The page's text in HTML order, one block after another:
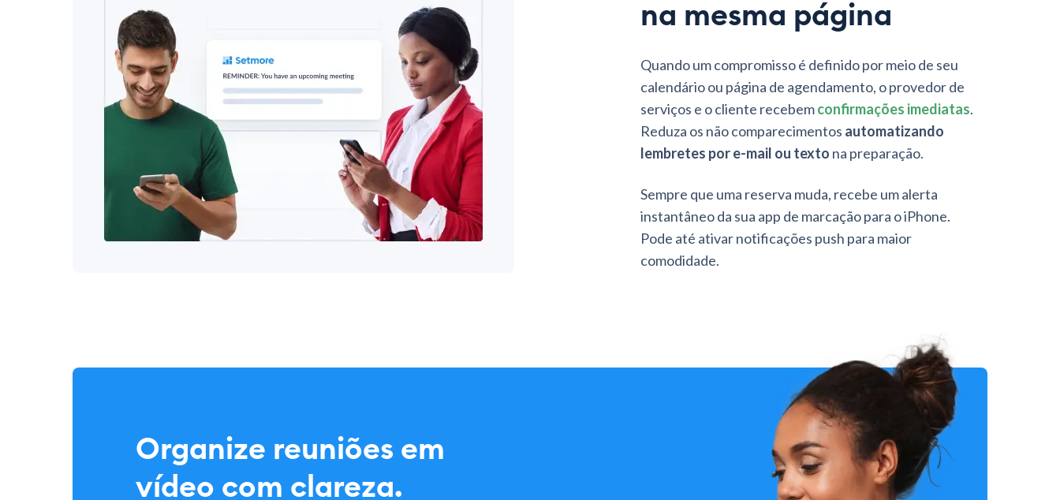
na mesma página
Quando um compromisso é definido por meio de seu
calendário ou página de agendamento, o provedor de
serviços e o cliente recebemconfirmações imediatas.
Reduza os não comparecimentos automatizando
lembretes por e-mail ou texto na preparação.
Sempre que uma reserva muda, recebe um alerta
instantâneo da sua app de marcação para o iPhone.
Pode até ativar notificações push para maior
comodidade.
Organize reuniões em
vídeo com clareza.